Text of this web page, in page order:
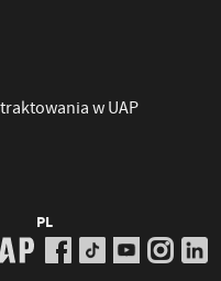
w UAP
PL